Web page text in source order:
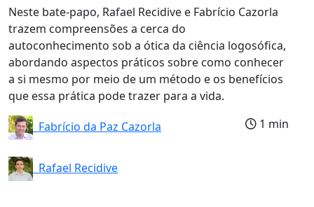
Neste bate-papo, Rafael Recidive e Fabrício Cazorla
trazem compreensões a cerca do
autoconhecimento sob a ótica da ciência logosófica,
abordando aspectos práticos sobre como conhecer
a si mesmo por meio de um método e os benefícios
que essa prática pode trazer para a vida.
Fabrício da Paz Cazorla
Rafael Recidive
1 min